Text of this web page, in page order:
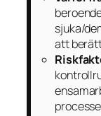
sjuka/
att